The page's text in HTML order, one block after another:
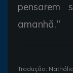
pensarem
amanhã."
Tradução: